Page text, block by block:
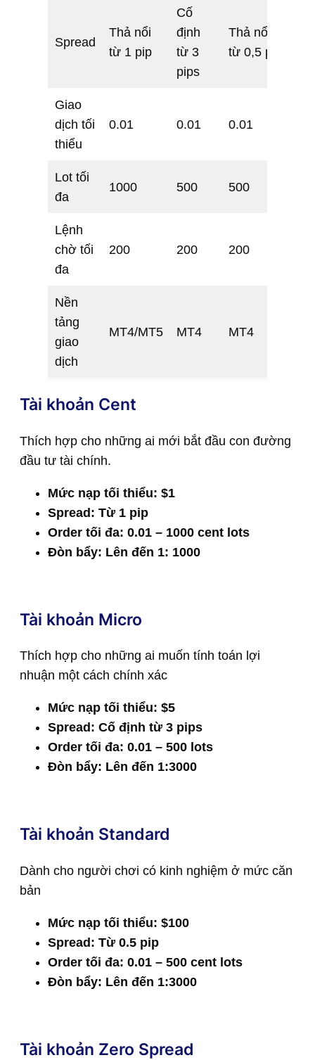
Spread
Thả nổi
từ 1 pip
Cố
định
từ 3
pips
Thả nổi
từ 0,5 pip
Giao
dịch tối
thiểu
0.01 0.01 0.01
Lot tối
đa
1000 500 500
Lệnh
chờ tối
đa
200 200 200
Nền
tảng
giao
dịch
MT4/MT5 MT4 MT4
Tài khoản Cent
Thích hợp cho những ai mới bắt đầu con đường
đầu tư tài chính.
Mức nạp tối thiểu: $1
Spread: Từ 1 pip
Order tối đa: 0.01 – 1000 cent lots
Đòn bẩy: Lên đến 1: 1000
Tài khoản Micro
Thích hợp cho những ai muốn tính toán lợi
nhuận một cách chính xác
Mức nạp tối thiểu: $5
Spread: Cố định từ 3 pips
Order tối đa: 0.01 – 500 lots
Đòn bẩy: Lên đến 1:3000
Tài khoản Standard
Dành cho người chơi có kinh nghiệm ở mức căn
bản
Mức nạp tối thiểu: $100
Spread: Từ 0.5 pip
Order tối đa: 0.01 – 500 cent lots
Đòn bẩy: Lên đến 1:3000
Tài khoản Zero Spread